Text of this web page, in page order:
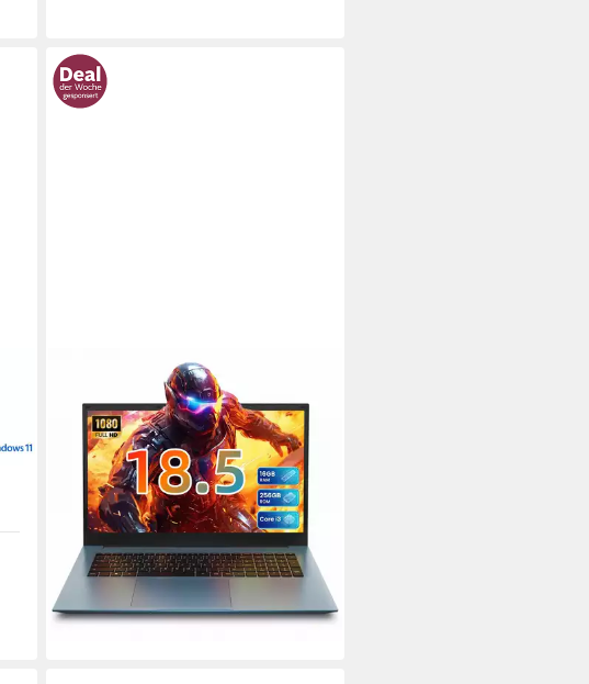
18,5 Zoll FHD Laptop DE-
Tastaturlayout, lebenslang
kostenloses Office Notebook
18,5 Zoll Bildschirmdiagonale
16 GB Arbeitsspeicher
256 GB Speicherkapazität
466,99 € UVP779,99 €
nur bis Dienstag
16,76 € mtl. in 36 Raten
-40%